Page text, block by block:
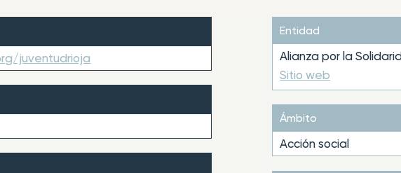
juventudrioja
Entidad
Alianza por la
Sitio web
Ámbito
Acción social